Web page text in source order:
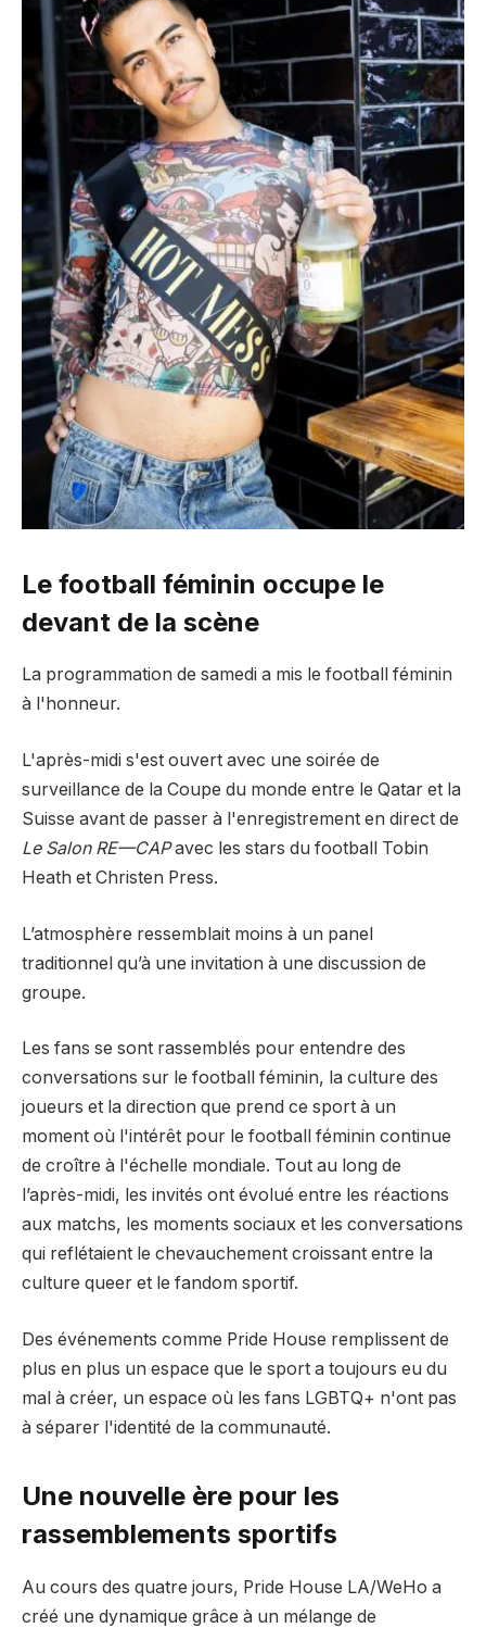
Le football féminin occupe le
devant de la scène
La programmation de samedi a mis le football féminin
à l'honneur.
L'après-midi s'est ouvert avec une soirée de
surveillance de la Coupe du monde entre le Qatar et la
Suisse avant de passer à l'enregistrement en direct de
Le Salon RE—CAPavec les stars du football Tobin
Heath et Christen Press.
L’atmosphère ressemblait moins à un panel
traditionnel qu’à une invitation à une discussion de
groupe.
Les fans se sont rassemblés pour entendre des
conversations sur le football féminin, la culture des
joueurs et la direction que prend ce sport à un
moment où l'intérêt pour le football féminin continue
de croître à l'échelle mondiale. Tout au long de
l’après-midi, les invités ont évolué entre les réactions
aux matchs, les moments sociaux et les conversations
qui reflétaient le chevauchement croissant entre la
culture queer et le fandom sportif.
Des événements comme Pride House remplissent de
plus en plus un espace que le sport a toujours eu du
mal à créer, un espace où les fans LGBTQ+ n'ont pas
à séparer l'identité de la communauté.
Une nouvelle ère pour les
rassemblements sportifs
Au cours des quatre jours, Pride House LA/WeHo a
créé une dynamique grâce à un mélange de